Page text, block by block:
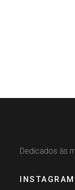
Dedicados às
INSTAGRAM